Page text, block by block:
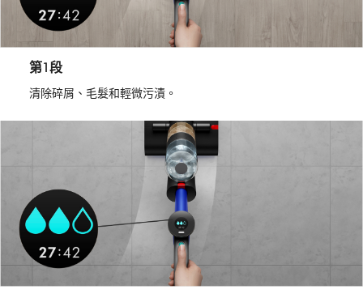
第1段
清除碎屑、毛髮和輕微污漬。